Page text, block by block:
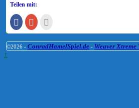
Teilen mit:
Klick,
um
auf
zu
teilen
Zum
Teilen
auf
anklicken
(Wird
dies
Freund
per
©2026 - ConradHamelSpiel.de - Weaver Xtreme
↑